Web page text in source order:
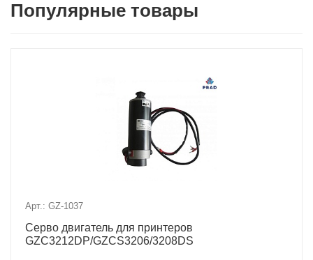
Популярные товары
Арт.: GZ-1037
Серво двигатель для принтеров
GZC3212DP/GZCS3206/3208DS